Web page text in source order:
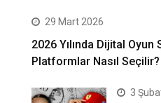
29 Mart 2026
2026 Yılında Dijital
Platformlar Nasıl Seçilir?
3